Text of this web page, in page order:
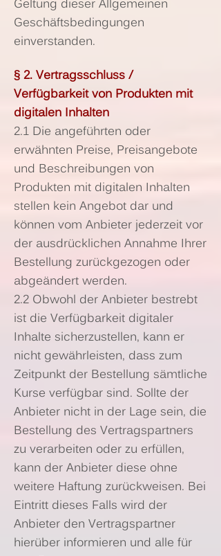
Geltung dieser Allgemeinen
Geschäftsbedingungen
einverstanden.
§ 2. Vertragsschluss /
Verfügbarkeit von Produkten mit
digitalen Inhalten
2.1 Die angeführten oder
erwähnten Preise, Preisangebote
und Beschreibungen von
Produkten mit digitalen Inhalten
stellen kein Angebot dar und
können vom Anbieter jederzeit vor
der ausdrücklichen Annahme Ihrer
Bestellung zurückgezogen oder
abgeändert werden.
2.2 Obwohl der Anbieter bestrebt
ist die Verfügbarkeit digitaler
Inhalte sicherzustellen, kann er
nicht gewährleisten, dass zum
Zeitpunkt der Bestellung sämtliche
Kurse verfügbar sind. Sollte der
Anbieter nicht in der Lage sein, die
Bestellung des Vertragspartners
zu verarbeiten oder zu erfüllen,
kann der Anbieter diese ohne
weitere Haftung zurückweisen. Bei
Eintritt dieses Falls wird der
Anbieter den Vertragspartner
hierüber informieren und alle für